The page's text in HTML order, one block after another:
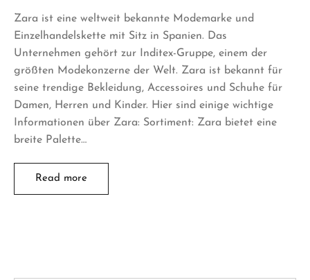
Zara ist eine weltweit bekannte Modemarke und
Einzelhandelskette mit Sitz in Spanien. Das
Unternehmen gehört zur Inditex-Gruppe, einem der
größten Modekonzerne der Welt. Zara ist bekannt für
seine trendige Bekleidung, Accessoires und Schuhe für
Damen, Herren und Kinder. Hier sind einige wichtige
Informationen über Zara: Sortiment: Zara bietet eine
breite Palette…
Read more